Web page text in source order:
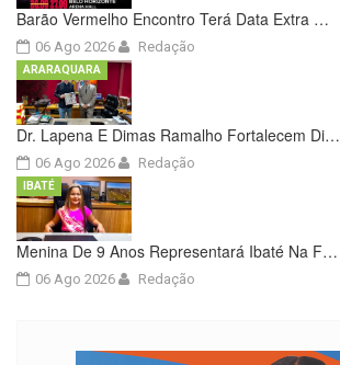
Barão Vermelho Encontro Terá Data Extra …
06 Ago 2026 Redação
Dr. Lapena E Dimas Ramalho Fortalecem Di…
06 Ago 2026
ARARAQUARA
Redação
Menina De 9 Anos Representará Ibaté Na F…
06 Ago 2026
IBATÉ
Redação